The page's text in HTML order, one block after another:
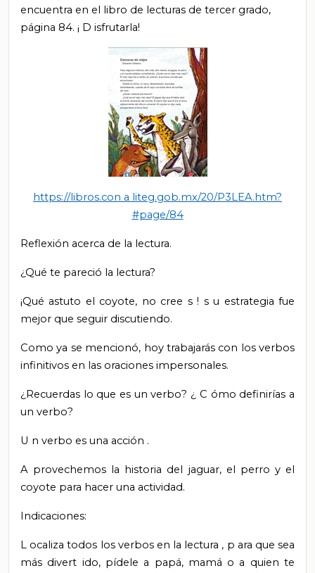
encuentra en el libro de lecturas de tercer grado,
página 84. ¡ D isfrutarla!
https://libros.con a liteg.gob.mx/20/P3LEA.htm?
#page/84
Reflexión acerca de la lectura.
¿Qué te pareció la lectura?
¡Qué astuto el coyote, no cree s! su estrategia fue
mejor que seguir discutiendo.
Como ya se mencionó, hoy trabajarás con los verbos
infinitivos en las oraciones impersonales.
¿Recuerdas lo que es un verbo? ¿ C ómo definirías a
un verbo?
U n verbo es una acción .
A provechemos la historia del jaguar, el perro y el
coyote para hacer una actividad.
Indicaciones:
L ocaliza todos los verbos en la lectura , p ara que sea
más divert ido, pídele a papá, mamá o a quien te